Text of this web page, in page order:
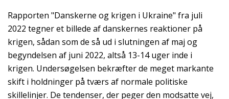
Rapporten "Danskerne og krigen i Ukraine" fra juli
2022 tegner et billede af danskernes reaktioner på
krigen, sådan som de så ud i slutningen af maj og
begyndelsen af juni 2022, altså 13-14 uger inde i
krigen. Undersøgelsen bekræfter de meget markante
skift i holdninger på tværs af normale politiske
skillelinjer. De tendenser, der peger den modsatte vej,